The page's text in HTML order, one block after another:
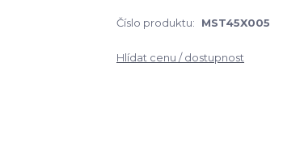
Číslo produktu: MST45X005
Hlídat cenu / dostupnost